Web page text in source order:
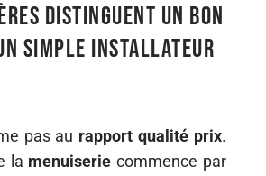
distinguent un bon
simple installateur
pas au rapport qualité prix.
la menuiserie commence par